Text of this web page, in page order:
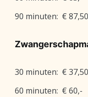
90 minuten: € 87,50
30 minuten: €
60 minuten: € 60,-